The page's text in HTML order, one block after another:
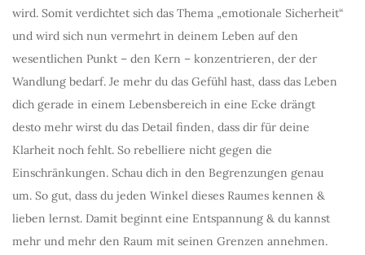
wird. Somit verdichtet sich das Thema „emotionale Sicherheit“
und wird sich nun vermehrt in deinem Leben auf den
wesentlichen Punkt – den Kern – konzentrieren, der der
Wandlung bedarf. Je mehr du das Gefühl hast, dass das Leben
dich gerade in einem Lebensbereich in eine Ecke drängt
desto mehr wirst du das Detail finden, dass dir für deine
Klarheit noch fehlt. So rebelliere nicht gegen die
Einschränkungen. Schau dich in den Begrenzungen genau
um. So gut, dass du jeden Winkel dieses Raumes kennen &
lieben lernst. Damit beginnt eine Entspannung & du kannst
mehr und mehr den Raum mit seinen Grenzen annehmen.